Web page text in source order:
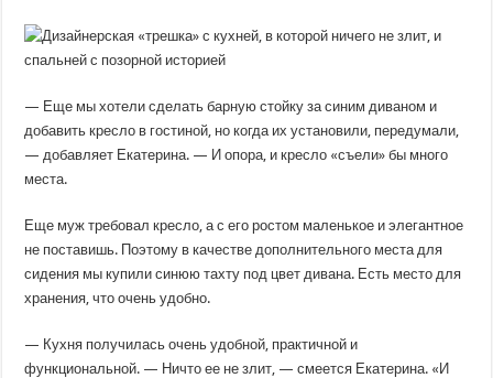
— Еще мы хотели сделать барную стойку за синим диваном и
добавить кресло в гостиной, но когда их установили, передумали,
— добавляет Екатерина. — И опора, и кресло «съели» бы много
места.
Еще муж требовал кресло, а с его ростом маленькое и элегантное
не поставишь. Поэтому в качестве дополнительного места для
сидения мы купили синюю тахту под цвет дивана. Есть место для
хранения, что очень удобно.
— Кухня получилась очень удобной, практичной и
функциональной. — Ничто ее не злит, — смеется Екатерина. «И